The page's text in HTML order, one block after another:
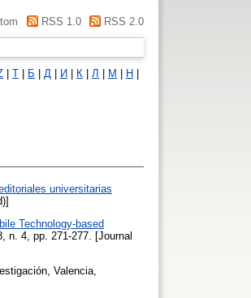
RSS 1.0 RSS 2.0
Τ Б Д И К Л М Н
universitarias
Technology-based
n. 4, pp. 271-277. [Journal
Valencia,